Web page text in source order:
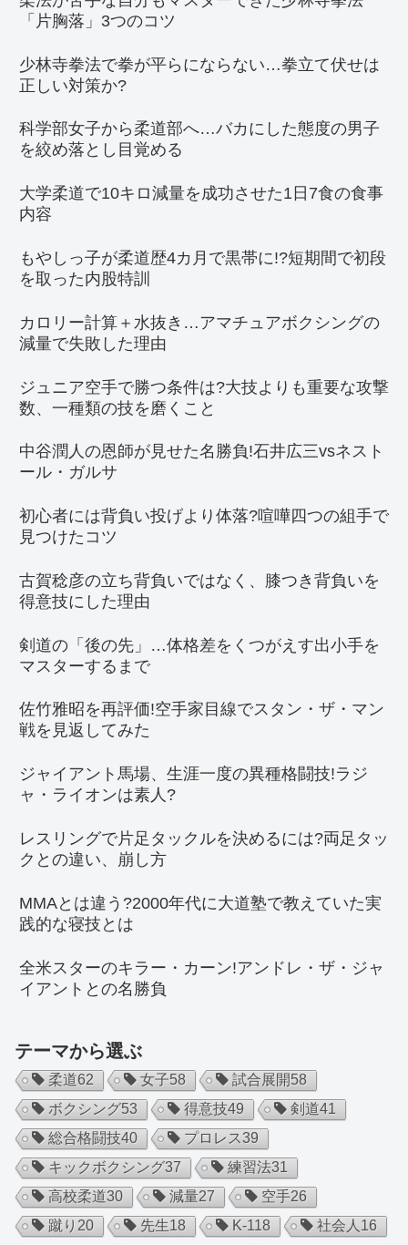
「片胸落」3つのコツ
少林寺拳法で拳が平らにならない…拳立て伏せは
正しい対策か?
科学部女子から柔道部へ…バカにした態度の男子
を絞め落とし目覚める
大学柔道で10キロ減量を成功させた1日7食の食事
内容
もやしっ子が柔道歴4カ月で黒帯に!?短期間で初段
を取った内股特訓
カロリー計算＋水抜き…アマチュアボクシングの
減量で失敗した理由
ジュニア空手で勝つ条件は?大技よりも重要な攻撃
数、一種類の技を磨くこと
中谷潤人の恩師が見せた名勝負!石井広三vsネスト
ール・ガルサ
初心者には背負い投げより体落?喧嘩四つの組手で
見つけたコツ
古賀稔彦の立ち背負いではなく、膝つき背負いを
得意技にした理由
剣道の「後の先」…体格差をくつがえす出小手を
マスターするまで
佐竹雅昭を再評価!空手家目線でスタン・ザ・マン
戦を見返してみた
ジャイアント馬場、生涯一度の異種格闘技!ラジ
ャ・ライオンは素人?
レスリングで片足タックルを決めるには?両足タッ
クとの違い、崩し方
MMAとは違う?2000年代に大道塾で教えていた実
践的な寝技とは
全米スターのキラー・カーン!アンドレ・ザ・ジャ
イアントとの名勝負
テーマから選ぶ
柔道62 女子58 試合展開58
ボクシング53 得意技49 剣道41
総合格闘技40 プロレス39
キックボクシング37 練習法31
高校柔道30 減量27 空手26
蹴り 20 先生18 K-118 社会人 16